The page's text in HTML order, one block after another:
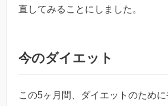
直してみることにしました。
今のダイエット
この5ヶ月間、ダイエットのため